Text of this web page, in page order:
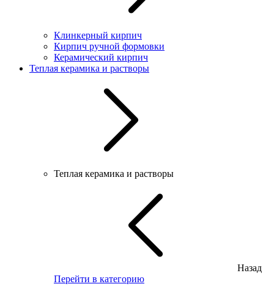
Клинкерный кирпич
Кирпич ручной формовки
Керамический кирпич
Теплая керамика и растворы
Теплая керамика и растворы
Назад
Перейти в категорию